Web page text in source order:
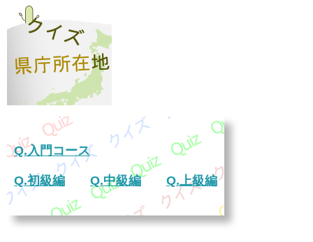
Q.入門コース
Q.初級編 Q.中級編 Q.上級編